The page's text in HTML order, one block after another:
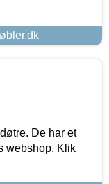
De har et
webshop. Klik